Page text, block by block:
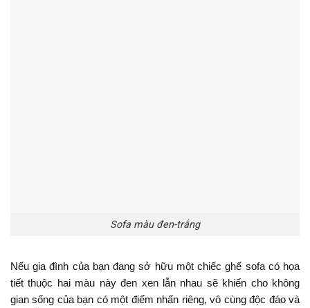
Sofa màu đen-trắng
Nếu gia đình của bạn đang sở hữu một chiếc ghế sofa có họa
tiết thuộc hai màu này đen xen lẫn nhau sẽ khiến cho không
gian sống của bạn có một điểm nhấn riêng, vô cùng độc đáo và